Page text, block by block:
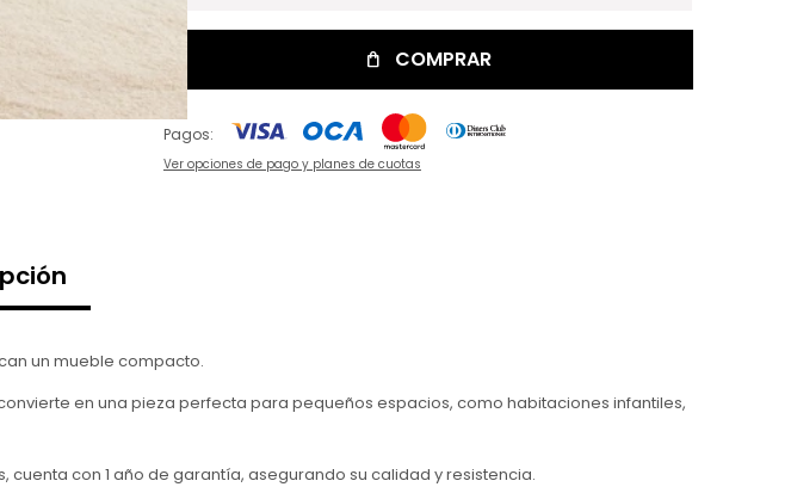
COMPRAR
Pagos:
Ver opciones de pago y planes de cuotas
un mueble compacto.
en una pieza perfecta para pequeños espacios, como habitaciones infantiles,
con 1 año de garantía, asegurando su calidad y resistencia.